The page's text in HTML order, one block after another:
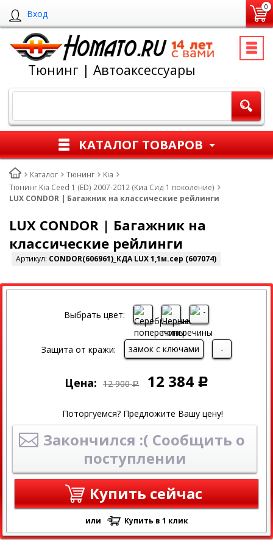
Вход
0
Тюнинг | Автоаксессуары
КАТАЛОГ ТОВАРОВ
Каталог Тюнинг
Kia
Тюнинг Kia Ceed 1 (ED) 2007-2012 (Киа Сид 1 поколение)
LUX CONDOR | Багажник на классические рейлинги
LUX CONDOR | Багажник на
классические рейлинги
Артикул: CONDOR(606961)_КДА LUX 1,1м.сер (607074)
СКИДКА
СКИДКА 4% ПРИ ОНЛАЙН ОПЛАТЕ
Выбрать цвет:
Защита от кражи: замок с ключами -
Цена: 12 900 Р 12 384 Р
Поторгуемся? Предложите Вашу цену!
Закончился :( Сообщить о
поступлении
Купить сейчас
или Купить в 1 клик